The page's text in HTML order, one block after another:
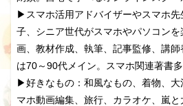
▶スマホ活用アドバイザーやスマホ
子、シニア世代がスマホやパソコン
画、教材作成、執筆、記事監修、講
は70～90代メイン。スマホ関連著書多
▶好きなもの：和風なもの、着物、大
マホ動画編集、旅行、カラオケ、嵐と